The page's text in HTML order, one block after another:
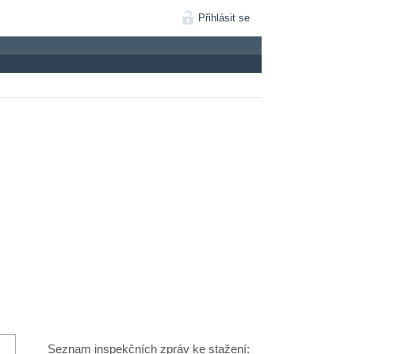
Přihlásit se
Seznam inspekčních zpráv ke stažení: